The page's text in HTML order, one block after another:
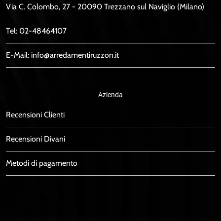
Via C. Colombo, 27 - 20090 Trezzano sul Naviglio (Milano)
Tel: 02-48464107
E-Mail: info@arredamentiruzzon.it
Azienda
Recensioni Clienti
Recensioni Divani
Metodi di pagamento